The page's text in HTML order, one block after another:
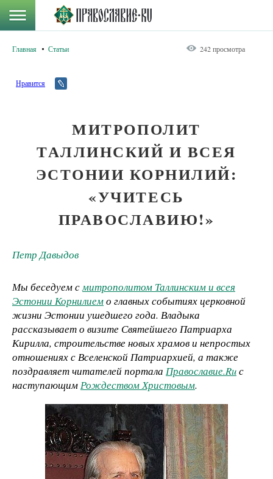
Главная Статьи 242 просмотра
Нравится
МИТРОПОЛИТ
ТАЛЛИНСКИЙ И ВСЕЯ
ЭСТОНИИ КОРНИЛИЙ:
«УЧИТЕСЬ
ПРАВОСЛАВИЮ!»
Петр Давыдов
Мы беседуем смитрополитом Таллинским и всея
Эстонии Корнилиемо главных событиях церковной
жизни Эстонии ушедшего года. Владыка
рассказывает о визите Святейшего Патриарха
Кирилла, строительстве новых храмов и непростых
отношениях с Вселенской Патриархией, а также
поздравляет читателей портала Православие.Ruс
наступающимРождеством Христовым.